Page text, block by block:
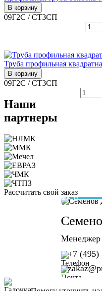
В корзину
09Г2С / СТ3СП
Труба профильная
В корзину
09Г2С / СТ3СП
Наши
партнеры
Рассчитать свой заказ
Менеджер
+7 (495)